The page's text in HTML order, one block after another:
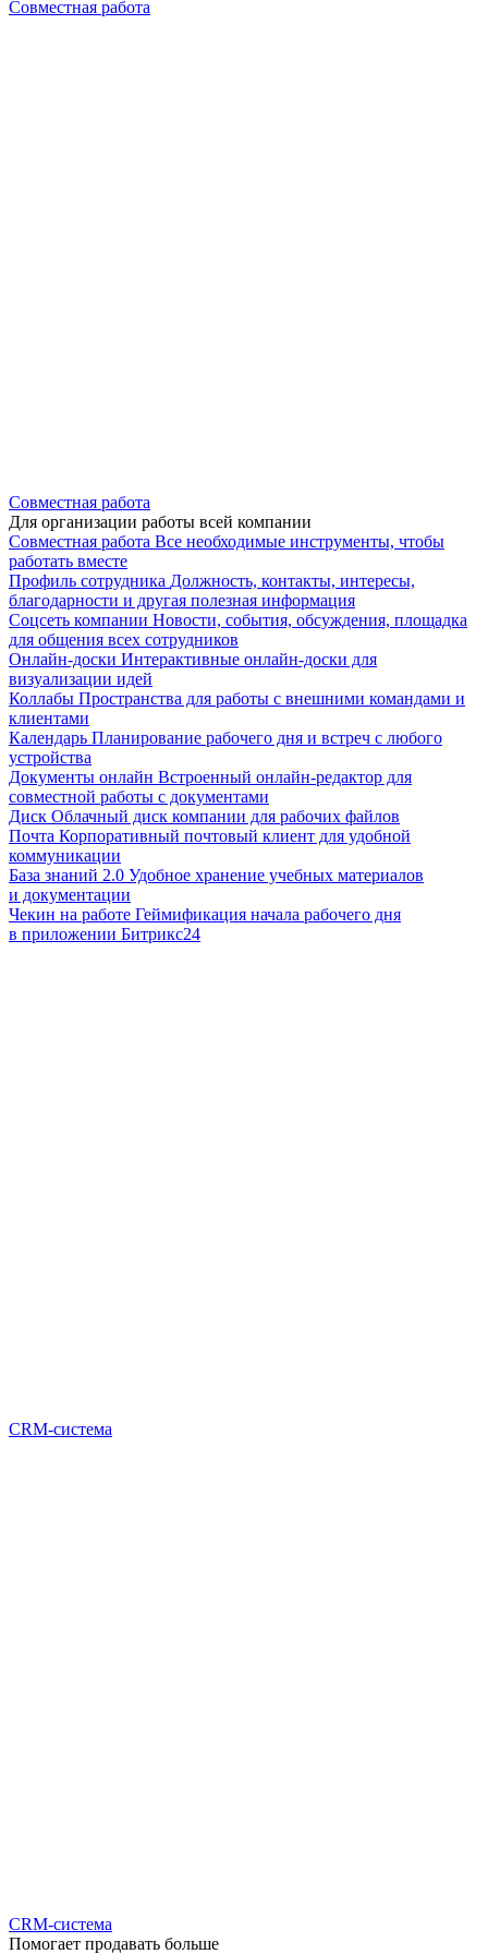
Совместная работа
Совместная работа
Для организации работы всей компании
Совместная работа Все необходимые инструменты, чтобы
работать вместе
Профиль сотрудника Должность, контакты, интересы,
благодарности и другая полезная информация
Соцсеть компании Новости, события, обсуждения, площадка
для общения всех сотрудников
Онлайн-доски Интерактивные онлайн-доски для
визуализации идей
Коллабы Пространства для работы с внешними командами и
клиентами
Календарь Планирование рабочего дня и встреч с любого
устройства
Документы онлайн Встроенный онлайн-редактор для
совместной работы с документами
Диск Облачный диск компании для рабочих файлов
Почта Корпоративный почтовый клиент для удобной
коммуникации
База знаний 2.0 Удобное хранение учебных материалов
и документации
Чекин на работе Геймификация начала рабочего дня
в приложении Битрикс24
CRM-система
CRM-система
Помогает продавать больше